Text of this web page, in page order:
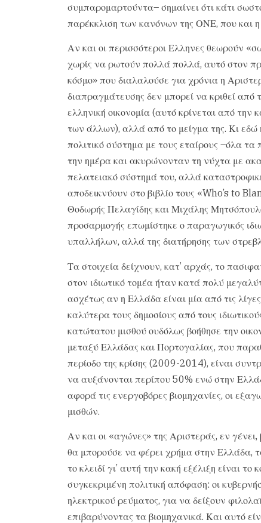
συμπαρομαρτούντα– σημαίνει ότι κάτι
παρέκκλιση των κανόνων της ΟΝΕ, που και
Αν και οι περισσότεροι Ελληνες θεωρούν
χωρίς να ρωτούν πολλά πολλά, αυτό στον
κόσμο» που διαλαλούσε για χρόνια η
διαπραγμάτευσης δεν μπορεί να κριθεί
ελληνική οικονομία (αυτό κρίνεται από
των άλλων), αλλά από το μείγμα της. Κι
πολιτικό σύστημα με τους εταίρους –όλα
την ημέρα και ακυρώνονταν τη νύχτα με
πελατειακό σύστημά του, αλλά
αποδεικνύουν στο βιβλίο τους «Who’s to
Θοδωρής Πελαγίδης και Μιχάλης
προσαρμογής επωμίστηκε ο παραγωγικός
υπαλλήλων, αλλά της διατήρησης των
Τα στοιχεία δείχνουν, κατ’ αρχάς, το
στον ιδιωτικό τομέα ήταν κατά πολύ
ασχέτως αν η Ελλάδα είναι μία από τις
καλύτερα τους δημοσίους από τους
κατώτατου μισθού ουδόλως βοήθησε την
μεταξύ Ελλάδας και Πορτογαλίας, που
περίοδο της κρίσης (2009-2014), είναι
να αυξάνονται περίπου 50% ενώ στην
αφορά τις ενεργοβόρες βιομηχανίες, οι
μισθών.
Αν και οι «αγώνες» της Αριστεράς, εν
θα μπορούσε να φέρει χρήμα στην Ελλάδα,
το κλειδί γι’ αυτή την κακή εξέλιξη είναι
συγκεκριμένη πολιτική απόφαση: οι
ηλεκτρικού ρεύματος, για να δείξουν
επιβαρύνοντας τα βιομηχανικά. Και αυτό